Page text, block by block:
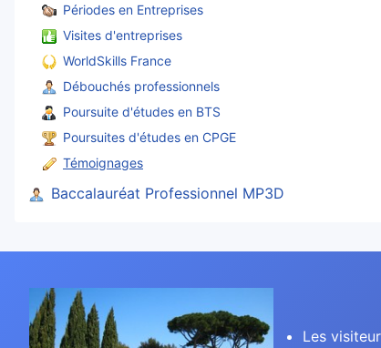
Périodes en Entreprises
Visites d'entreprises
WorldSkills France
Débouchés professionnels
Poursuite d'études en BTS
Poursuites d'études en CPGE
Témoignages
Baccalauréat Professionnel MP3D
Les